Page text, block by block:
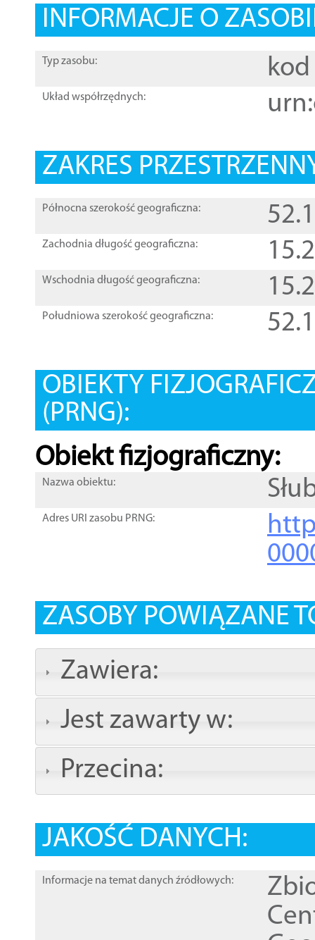
INFORMACJE O
Typ zasobu: kod
Układ współrzędnych:
ZAKRES
Północna szerokość geograficzna:
Zachodnia długość geograficzna:
Wschodnia długość geograficzna:
Południowa szerokość geograficzna:
OBIEKTY
(PRNG):
Obiekt fizjograficzny:
Nazwa obiektu:
Adres URI zasobu PRNG:
ZASOBY POWIĄZANE
Zawiera:
Jest zawarty w:
Przecina:
JAKOŚĆ DANYCH:
Informacje na temat danych źródłowych: